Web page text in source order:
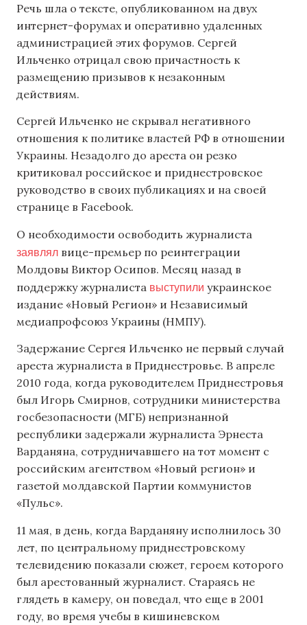
Речь шла о тексте, опубликованном на двух
интернет-форумах и оперативно удаленных
администрацией этих форумов. Сергей
Ильченко отрицал свою причастность к
размещению призывов к незаконным
действиям.
Сергей Ильченко не скрывал негативного
отношения к политике властей РФ в отношении
Украины. Незадолго до ареста он резко
критиковал российское и приднестровское
руководство в своих публикациях и на своей
странице в Facebook.
О необходимости освободить журналиста
заявлял вице-премьер по реинтеграции
Молдовы Виктор Осипов. Месяц назад в
поддержку журналиста выступили украинское
издание «Новый Регион» и Независимый
медиапрофсоюз Украины (НМПУ).
Задержание Сергея Ильченко не первый случай
ареста журналиста в Приднестровье. В апреле
2010 года, когда руководителем Приднестровья
был Игорь Смирнов, сотрудники министерства
госбезопасности (МГБ) непризнанной
республики задержали журналиста Эрнеста
Варданяна, сотрудничавшего на тот момент с
российским агентством «Новый регион» и
газетой молдавской Партии коммунистов
«Пульс».
11 мая, в день, когда Варданяну исполнилось 30
лет, по центральному приднестровскому
телевидению показали сюжет, героем которого
был арестованный журналист. Стараясь не
глядеть в камеру, он поведал, что еще в 2001
году, во время учебы в кишиневском